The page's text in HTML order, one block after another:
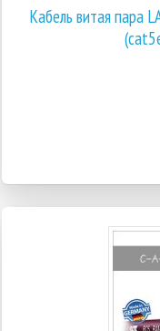
Кабель витая пара